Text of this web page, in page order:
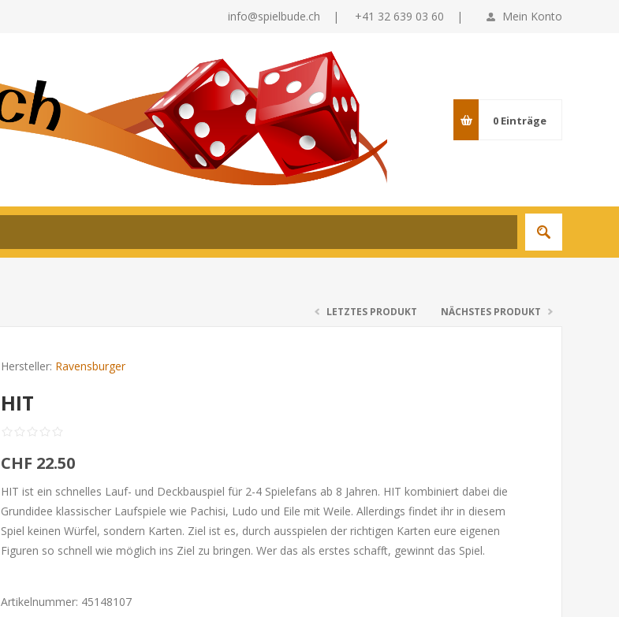
Mein Konto
info@spielbude.ch | +41 32 639 03 60 |
0 Einträge
LETZTES PRODUKT NÄCHSTES PRODUKT
Hersteller: Ravensburger
HIT
CHF 22.50
HIT ist ein schnelles Lauf- und Deckbauspiel für 2-4 Spielefans ab 8 Jahren. HIT kombiniert dabei die
Grundidee klassischer Laufspiele wie Pachisi, Ludo und Eile mit Weile. Allerdings findet ihr in diesem
Spiel keinen Würfel, sondern Karten. Ziel ist es, durch ausspielen der richtigen Karten eure eigenen
Figuren so schnell wie möglich ins Ziel zu bringen. Wer das als erstes schafft, gewinnt das Spiel.
Artikelnummer: 45148107